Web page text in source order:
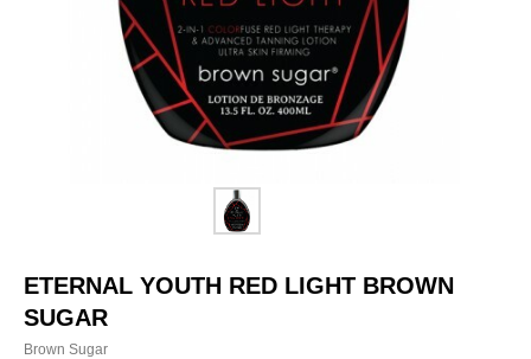
ETERNAL YOUTH RED LIGHT BROWN
SUGAR
Brown Sugar